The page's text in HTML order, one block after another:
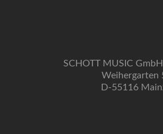
SCHOTT MUSIC
Weihergarten
D-55116